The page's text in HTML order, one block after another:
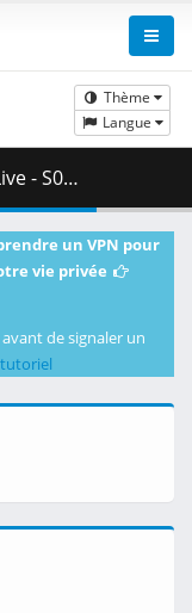
Thème
Langue
( 482.88 MB )
un VPN pour
vie privée
de signaler un